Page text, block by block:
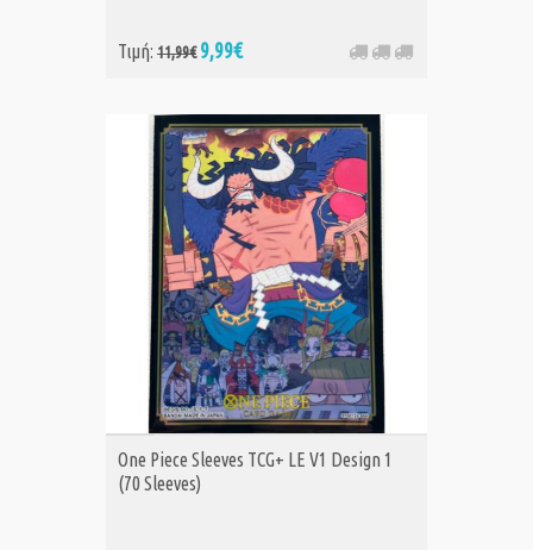
Τιμή: 11,99€ 9,99€
ΑΓΟΡΑ
One Piece Sleeves TCG+ LE V1 Design 1
(70 Sleeves)